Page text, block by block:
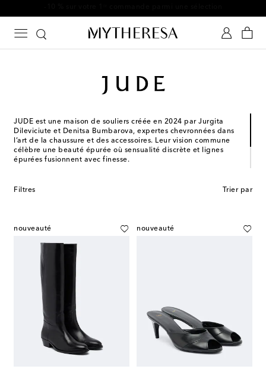
JUDE est une maison de souliers créée en 2024 par Jurgita
Dileviciute et Denitsa Bumbarova, expertes chevronnées dans
l’art de la chaussure et des accessoires. Leur vision commune
célèbre une beauté épurée où sensualité discrète et lignes
épurées fusionnent avec finesse.
contemporaine, tandis que ses lignes affirmées et ses finitions
Filtres Trier par
nouveauté nouveauté